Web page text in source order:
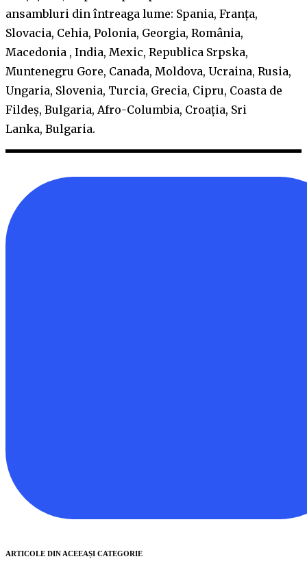
ansambluri din întreaga lume: Spania, Franța,
Slovacia, Cehia, Polonia, Georgia, România,
Macedonia , India, Mexic, Republica Srpska,
Muntenegru Gore, Canada, Moldova, Ucraina, Rusia,
Ungaria, Slovenia, Turcia, Grecia, Cipru, Coasta de
Fildeș, Bulgaria, Afro-Columbia, Croația, Sri
Lanka, Bulgaria.
ARTICOLE DIN ACEEAȘI CATEGORIE